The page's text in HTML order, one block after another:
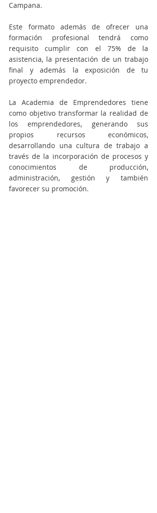
Campana.
Este formato además de ofrecer una
formación profesional tendrá como
requisito cumplir con el 75% de la
asistencia, la presentación de un trabajo
final y además la exposición de tu
proyecto emprendedor.
La Academia de Emprendedores tiene
como objetivo transformar la realidad de
los emprendedores, generando sus
propios recursos económicos,
desarrollando una cultura de trabajo a
través de la incorporación de procesos y
conocimientos de producción,
administración, gestión y también
favorecer su promoción.